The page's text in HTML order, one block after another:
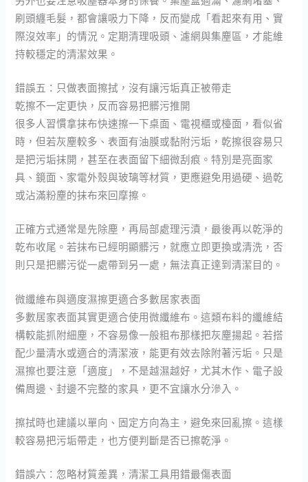
刷頭纏毛髮，都會讓吸力下降，反而變成「看起來有用、實
際沒效率」的情況。定期清理吸頭、濾網與集塵區，才能維
持較穩定的清潔效果。
錯誤五：只做表面擦拭，沒有讓污垢真正被帶走
乾擦不一定更快，反而容易把髒污推開
很多人習慣拿抹布快速擦一下桌面、電視櫃或檯面，看似省
時，但若灰塵較多、表面有油膜或黏附污垢，乾擦很容易只
是把污垢抹開，甚至在表面留下細微刮痕。特別是亮面家
具、鏡面、家電外殼與玻璃等材質，更應避免用過硬、過乾
或沾滿粉塵的抹布來回摩擦。
正確方式通常是先除塵，再局部處理污漬，最後再以乾淨的
乾布收尾。若抹布已經明顯髒污，就應立即更換或清洗，否
則只是把髒污從一處帶到另一處，無法真正達到清潔目的。
微纖維布與適度濕擦更適合多數居家表面
多數居家表面其實更適合使用微纖維布。這類布料的纖維結
構較能抓附細塵，不容易像一般粗布那樣把灰塵揚起。若搭
配少量清水或適合的清潔液，能更有效去除附著污垢。只是
濕擦也要注意「適度」，不是越濕越好，尤其木作、電子設
備周邊、封邊不完整的家具，更不宜讓水分滲入。
擦拭時也建議以單向、固定方向為主，避免來回亂擦。這樣
較容易把污垢帶走，也方便判斷是否已擦乾淨。
錯誤六：忽略材質差異，清潔工具用錯最傷表面